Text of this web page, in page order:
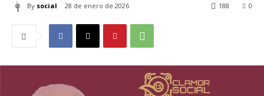
By social 28 de enero de 2026 0
188